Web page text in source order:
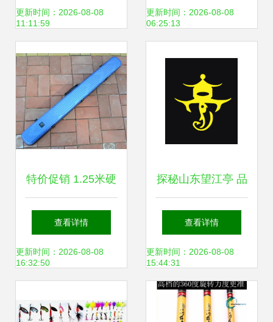
济风口，开启创业
更新时间：2026-08-08
11:11:59
藏在这个浙江内陆
更新时间：2026-08-08
06:25:13
特价促销 1.25米硬
壳对开竿包，渔具
收纳与保护的最佳
查看详情
更新时间：2026-08-08
16:32:50
探秘山东望江亭 品
质渔具的专业之选
查看详情
更新时间：2026-08-08
15:44:31